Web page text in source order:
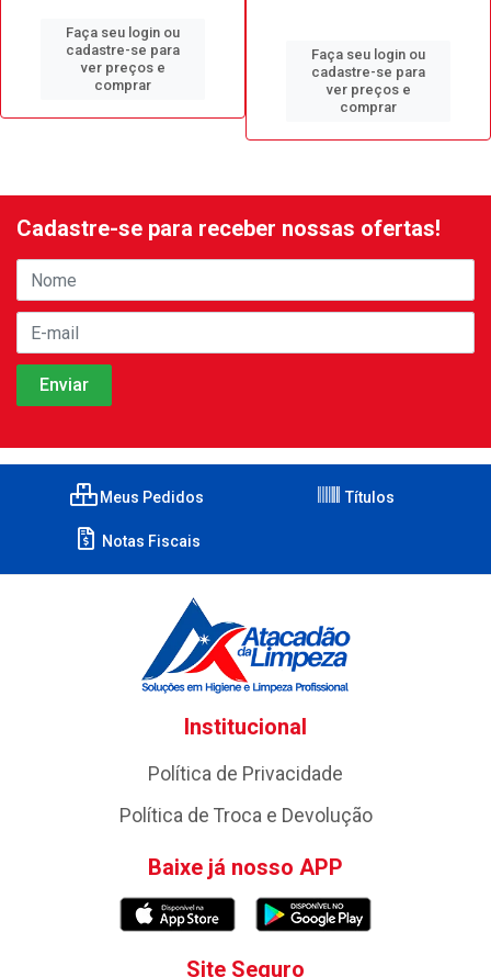
Faça seu login ou
cadastre-se para
ver preços e
comprar
Faça seu login ou
cadastre-se para
ver preços e
comprar
Cadastre-se para receber nossas ofertas!
Meus Pedidos Títulos
Notas Fiscais
Institucional
Política de Privacidade
Política de Troca e Devolução
Baixe já nosso APP
Site Seguro